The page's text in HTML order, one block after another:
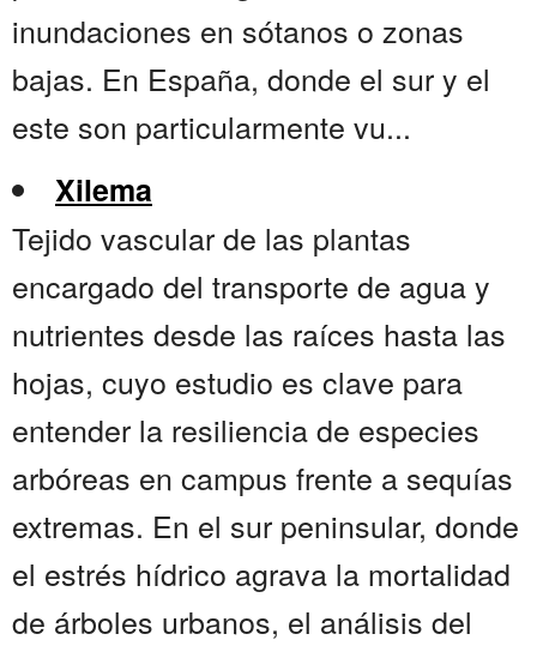
inundaciones en sótanos o zonas
bajas. En España, donde el sur y el
este son particularmente vu...
Xilema
Tejido vascular de las plantas
encargado del transporte de agua y
nutrientes desde las raíces hasta las
hojas, cuyo estudio es clave para
entender la resiliencia de especies
arbóreas en campus frente a sequías
extremas. En el sur peninsular, donde
el estrés hídrico agrava la mortalidad
de árboles urbanos, el análisis del